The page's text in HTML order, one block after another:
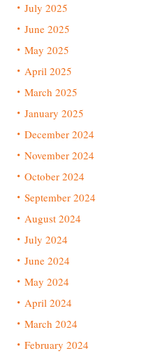
July 2025
June 2025
May 2025
April 2025
March 2025
January 2025
December 2024
November 2024
October 2024
September 2024
August 2024
July 2024
June 2024
May 2024
April 2024
March 2024
February 2024